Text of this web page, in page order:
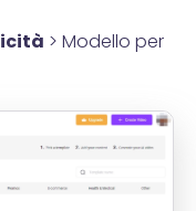
> Modello per